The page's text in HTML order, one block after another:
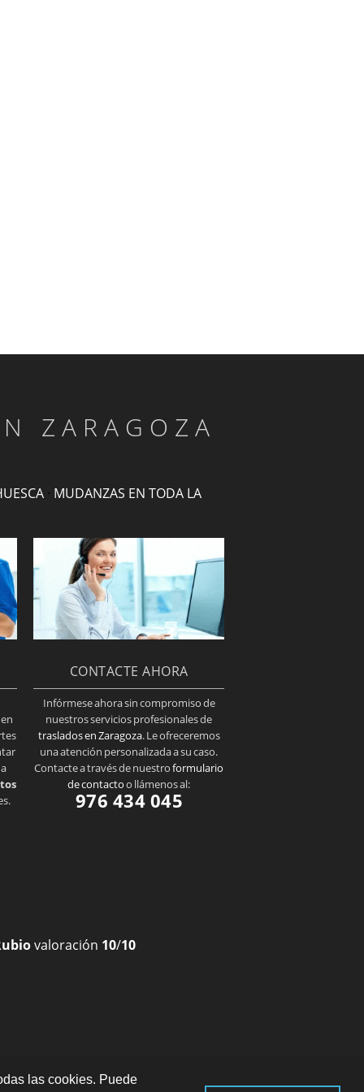
las cookies. Puede
ZARAGOZA
· MUDANZAS EN TODA LA
CONTACTE AHORA
Infórmese ahora sin compromiso de
nuestros servicios profesionales de
traslados en Zaragoza. Le ofreceremos
una atención personalizada a su caso.
Contacte a través de nuestroformulario
de contactoo llámenos al:
976 434 045
valoración 10/10